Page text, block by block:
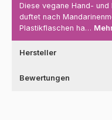
Diese vegane Hand-
duftet nach
Plastikflaschen ha…
Hersteller
Bewertungen